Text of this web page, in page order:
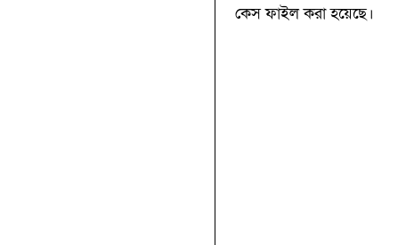
কেস ফাইল করা হয়েছে।